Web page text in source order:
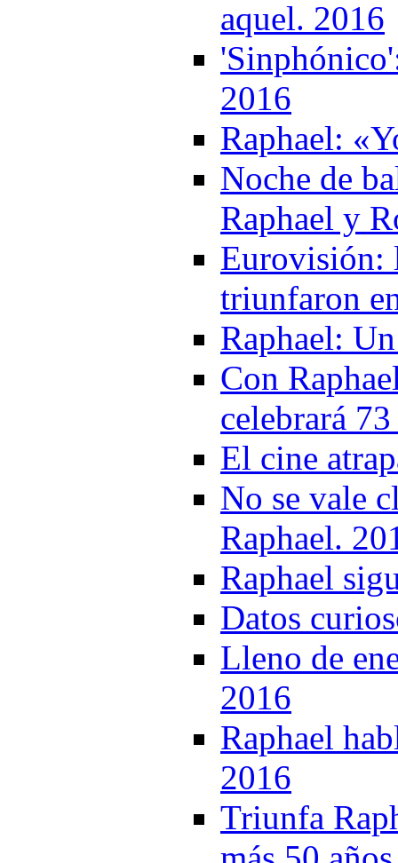
aquel. 2016
2016
Raphael:
Noche de
Raphael y
Eurovisión:
triunfaron
Raphael:
Con
celebrará
El cine
No se vale
Raphael.
Raphael
Datos
Lleno de
2016
Raphael
2016
Triunfa